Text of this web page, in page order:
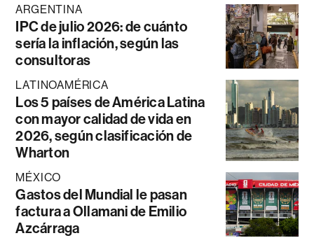
ARGENTINA
IPC de julio 2026: de cuánto
sería la inflación, según las
consultoras
LATINOAMÉRICA
Los 5 países de América Latina
con mayor calidad de vida en
2026, según clasificación de
Wharton
MÉXICO
Gastos del Mundial le pasan
factura a Ollamani de Emilio
Azcárraga